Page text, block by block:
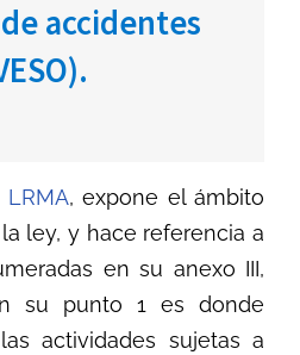
accidentes
LRMA, expone el ámbito
ley, y hace referencia a
en su anexo III,
su punto 1 es donde
actividades sujetas a